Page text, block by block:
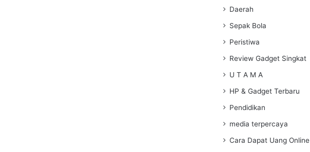
Daerah
Sepak Bola
Peristiwa
Review Gadget Singkat
U T A M A
HP & Gadget Terbaru
Pendidikan
media terpercaya
Cara Dapat Uang Online